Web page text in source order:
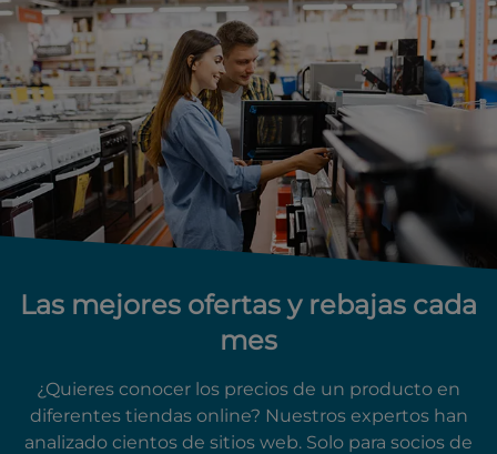
Las mejores ofertas y rebajas cada
mes
¿Quieres conocer los precios de un producto en
diferentes tiendas online? Nuestros expertos han
analizado cientos de sitios web. Solo para socios de